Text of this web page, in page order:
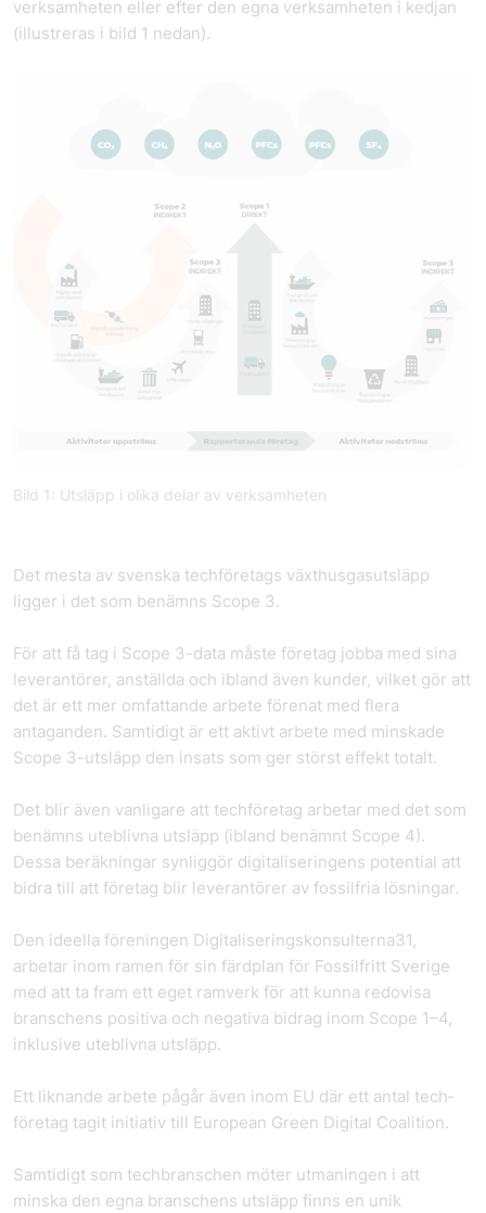
verksamheten eller efter den egna verksamheten i kedjan
(illustreras i bild 1 nedan).
Bild 1: Utsläpp i olika delar av verksamheten
Det mesta av svenska tech­företags växthusgasutsläpp
ligger i det som benämns Scope 3.
För att få tag i Scope 3-data måste företag jobba med sina
leverantörer, anställda och ibland även kunder, vilket gör att
det är ett mer omfattande arbete förenat med flera
antaganden. Samtidigt är ett aktivt arbete med minskade
Scope 3-utsläpp den insats som ger störst effekt totalt.
Det blir även vanligare att tech­företag arbetar med det som
benämns uteblivna utsläpp (ibland benämnt Scope 4).
Dessa beräkningar synliggör digitaliseringens potential att
bidra till att företag blir leverantörer av fossilfria lösningar.
Den ideella föreningen Digitaliseringskonsulterna31,
arbetar inom ramen för sin färdplan för Fossilfritt Sverige
med att ta fram ett eget ramverk för att kunna redovisa
branschens positiva och negativa bidrag inom Scope 1–4,
inklusive uteblivna utsläpp.
Ett liknande arbete pågår även inom EU där ett antal tech­
företag tagit initiativ till European Green Digital Coalition.
Samtidigt som tech­branschen möter utmaningen i att
minska den egna branschens utsläpp finns en unik